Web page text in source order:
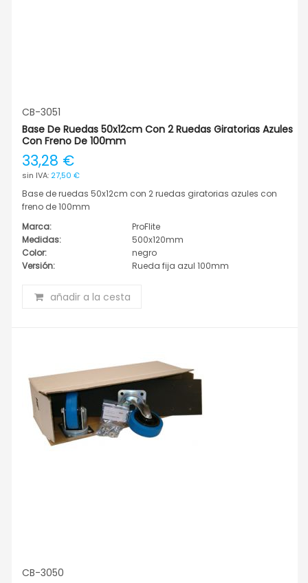
CB-3051
Base De Ruedas 50x12cm Con 2 Ruedas Giratorias Azules
Con Freno De 100mm
33,28 €
27,50 €
Base de ruedas 50x12cm con 2 ruedas giratorias azules con
freno de 100mm
Marca:
ProFlite
Medidas:
500x120mm
Color:
negro
Versión:
Rueda fija azul 100mm
añadir a la cesta
CB-3050